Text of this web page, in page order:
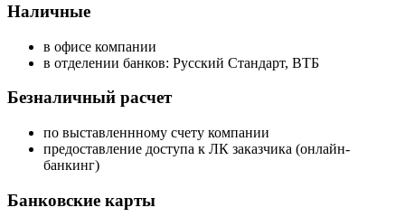
Наличные
в офисе компании
в отделении банков: Русский Стандарт, ВТБ
Безналичный расчет
по выставленнному счету компании
предоставление доступа к ЛК заказчика (онлайн-
банкинг)
Банковские карты